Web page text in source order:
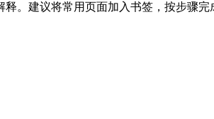
。建议将常用页面加入书签，按步骤完